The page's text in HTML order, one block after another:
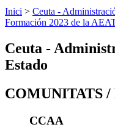
Inici > Ceuta -
Formación 2023 de la
Ceuta -
Estado
COMUNITATS
CCAA